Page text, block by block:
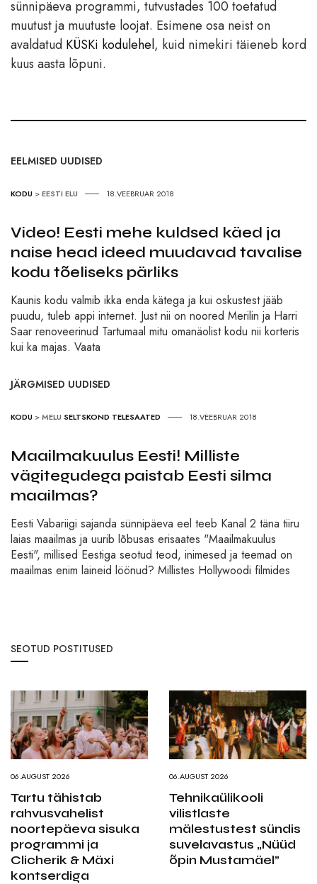
sünnipäeva programmi, tutvustades 100 toetatud
muutust ja muutuste loojat. Esimene osa neist on
avaldatud KÜSKi kodulehel, kuid nimekiri täieneb kord
kuus aasta lõpuni.
EELMISED UUDISED
KODU >EESTI ELU 18.VEEBRUAR 2018
Video! Eesti mehe kuldsed käed ja
naise head ideed muudavad tavalise
kodu tõeliseks pärliks
Kaunis kodu valmib ikka enda kätega ja kui oskustest jääb
puudu, tuleb appi internet. Just nii on noored Merilin ja Harri
Saar renoveerinud Tartumaal mitu omanäolist kodu nii korteris
kui ka majas. Vaata
JÄRGMISED UUDISED
KODU >MELU SELTSKOND TELESAATED 18.VEEBRUAR 2018
Maailmakuulus Eesti! Milliste
vägitegudega paistab Eesti silma
maailmas?
Eesti Vabariigi sajanda sünnipäeva eel teeb Kanal 2 täna tiiru
laias maailmas ja uurib lõbusas erisaates "Maailmakuulus
Eesti", millised Eestiga seotud teod, inimesed ja teemad on
maailmas enim laineid löönud? Millistes Hollywoodi filmides
SEOTUD POSTITUSED
06.AUGUST 2026
Tartu tähistab
rahvusvahelist
noortepäeva sisuka
programmi ja
Clicherik & Mäxi
kontserdiga
06.AUGUST 2026
Tehnikaülikooli
vilistlaste
mälestustest sündis
suvelavastus „Nüüd
õpin Mustamäel”